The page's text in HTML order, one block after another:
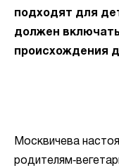
подходят для
должен
происхождения
Москвичева